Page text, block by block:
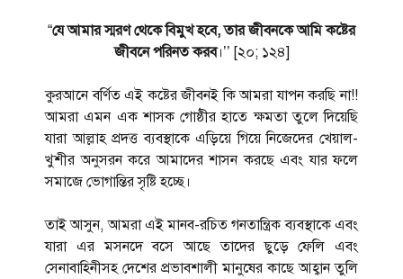
“যে আমার স্মরণ থেকে বিমুখ হবে, তার জীবনকে আমি কষ্টের
জীবনে পরিনত করব।’’ [২০; ১২৪]
কুরআনে বর্ণিত এই কষ্টের জীবনই কি আমরা যাপন করছি না!!
আমরা এমন এক শাসক গোষ্ঠীর হাতে ক্ষমতা তুলে দিয়েছি
যারা আল্লাহ প্রদত্ত ব্যবস্থাকে এড়িয়ে গিয়ে নিজেদের খেয়াল-
খুশীর অনুসরন করে আমাদের শাসন করছে এবং যার ফলে
সমাজে ভোগান্তির সৃষ্টি হচ্ছে।
তাই আসুন, আমরা এই মানব-রচিত গনতান্ত্রিক ব্যবস্থাকে এবং
যারা এর মসনদে বসে আছে তাদের ছুড়ে ফেলি এবং
সেনাবাহিনীসহ দেশের প্রভাবশালী মানুষের কাছে আহ্বান তুলি